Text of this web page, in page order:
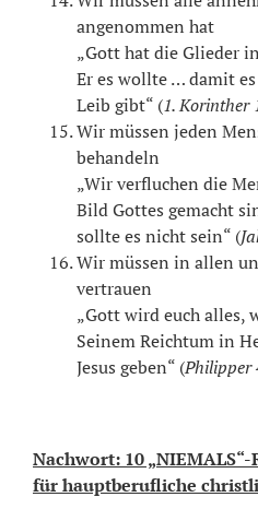
angenommen hat
„Gott hat die Glieder
Er es wollte … damit
Leib gibt“ (1. Korinther
Wir müssen jeden
behandeln
„Wir verfluchen die
Bild Gottes gemacht
sollte es nicht sein“ (
Wir müssen in allen
vertrauen
„Gott wird euch alles,
Seinem Reichtum in
Jesus geben“ (Philipper
Nachwort: 10
für hauptberufliche